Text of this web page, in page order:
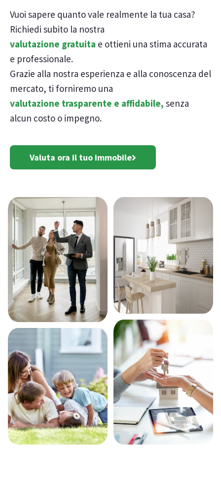
Vuoi sapere quanto vale realmente la tua casa?
Richiedi subito la nostra
valutazione gratuita e ottieni una stima accurata
e professionale.
Grazie alla nostra esperienza e alla conoscenza del
mercato, ti forniremo una
valutazione trasparente e affidabile, senza
alcun costo o impegno.
Valuta ora il tuo immobile